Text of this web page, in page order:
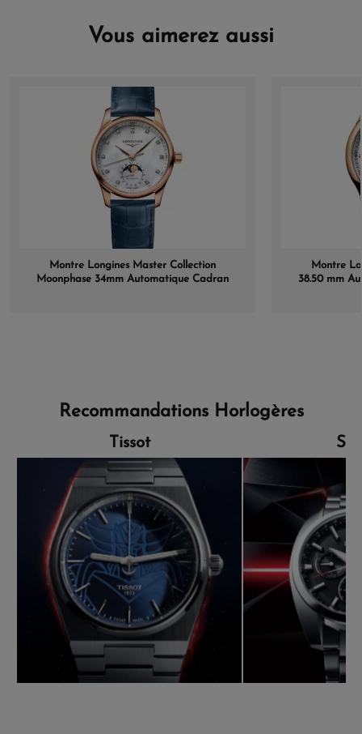
Vous aimerez aussi
Montre Longines Master Collection
Moonphase 34mm Automatique Cadran
Montre
38.50 mm
Recommandations Horlogères
Tissot